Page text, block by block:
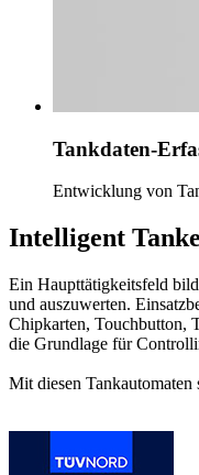
Tankdaten-
Entwicklung von
Intelligent
Ein Haupttätigkeitsfeld
und auszuwerten.
Chipkarten, Touchbutton,
die Grundlage für
Mit diesen